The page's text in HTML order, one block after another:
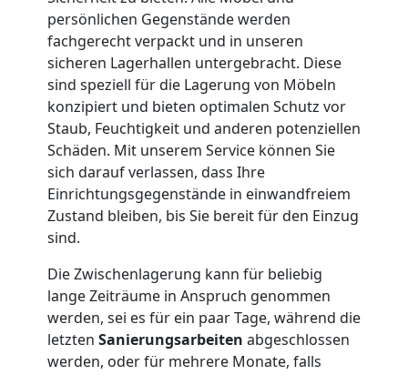
persönlichen Gegenstände werden
fachgerecht verpackt und in unseren
sicheren Lagerhallen untergebracht. Diese
sind speziell für die Lagerung von Möbeln
konzipiert und bieten optimalen Schutz vor
Staub, Feuchtigkeit und anderen potenziellen
Schäden. Mit unserem Service können Sie
sich darauf verlassen, dass Ihre
Einrichtungsgegenstände in einwandfreiem
Zustand bleiben, bis Sie bereit für den Einzug
sind.
Die Zwischenlagerung kann für beliebig
lange Zeiträume in Anspruch genommen
werden, sei es für ein paar Tage, während die
letzten Sanierungsarbeiten abgeschlossen
werden, oder für mehrere Monate, falls
Umzug
Wiener
Neustadt
Qualitäts-
Umzüge
Wiener
Neustadt